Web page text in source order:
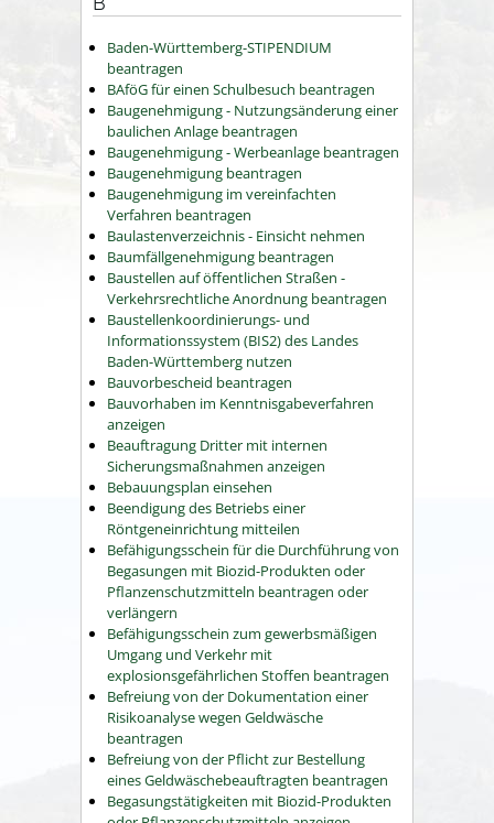
Baden-Württemberg-STIPENDIUM
beantragen
BAföG für einen Schulbesuch beantragen
Baugenehmigung - Nutzungsänderung einer
baulichen Anlage beantragen
Baugenehmigung - Werbeanlage beantragen
Baugenehmigung beantragen
Baugenehmigung im vereinfachten
Verfahren beantragen
Baulastenverzeichnis - Einsicht nehmen
Baumfällgenehmigung beantragen
Baustellen auf öffentlichen Straßen -
Verkehrsrechtliche Anordnung beantragen
Baustellenkoordinierungs- und
Informationssystem (BIS2) des Landes
Baden-Württemberg nutzen
Bauvorbescheid beantragen
Bauvorhaben im Kenntnisgabeverfahren
anzeigen
Beauftragung Dritter mit internen
Sicherungsmaßnahmen anzeigen
Bebauungsplan einsehen
Beendigung des Betriebs einer
Röntgeneinrichtung mitteilen
Befähigungsschein für die Durchführung von
Begasungen mit Biozid-Produkten oder
Pflanzenschutzmitteln beantragen oder
verlängern
Befähigungsschein zum gewerbsmäßigen
Umgang und Verkehr mit
explosionsgefährlichen Stoffen beantragen
Befreiung von der Dokumentation einer
Risikoanalyse wegen Geldwäsche
beantragen
Befreiung von der Pflicht zur Bestellung
eines Geldwäschebeauftragten beantragen
Begasungstätigkeiten mit Biozid-Produkten